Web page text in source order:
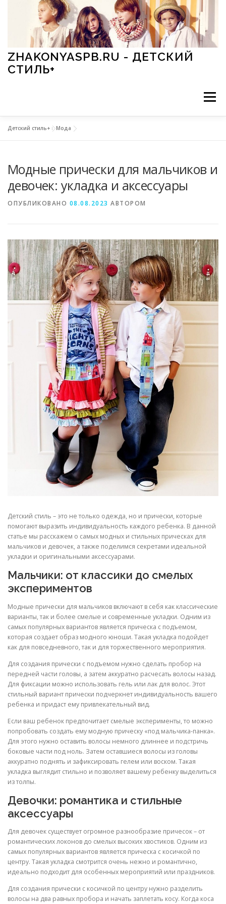
Перейти к содержимому
ZHAKONYASPB.RU - ДЕТСКИЙ
СТИЛЬ+
Меню
ПРАЗДНИКИ СТИЛЬ СТАТЬИ
Детский стиль+ »Мода
Модные прически для мальчиков и
девочек: укладка и аксессуары
ОПУБЛИКОВАНО 08.08.2023 АВТОРОМ
Детский стиль – это не только одежда, но и прически, которые
помогают выразить индивидуальность каждого ребенка. В данной
статье мы расскажем о самых модных и стильных прическах для
мальчиков и девочек, а также поделимся секретами идеальной
укладки и оригинальными аксессуарами.
Мальчики: от классики до смелых
экспериментов
Модные прически для мальчиков включают в себя как классические
варианты, так и более смелые и современные укладки. Одним из
самых популярных вариантов является прическа с подъемом,
которая создает образ модного юноши. Такая укладка подойдет
как для повседневного, так и для торжественного мероприятия.
Для создания прически с подъемом нужно сделать пробор на
передней части головы, а затем аккуратно расчесать волосы назад.
Для фиксации можно использовать гель или лак для волос. Этот
стильный вариант прически подчеркнет индивидуальность вашего
ребенка и придаст ему привлекательный вид.
Если ваш ребенок предпочитает смелые эксперименты, то можно
попробовать создать ему модную прическу «под мальчика-панка».
Для этого нужно оставить волосы немного длиннее и подстричь
боковые части под ноль. Затем оставшиеся волосы из головы
аккуратно поднять и зафиксировать гелем или воском. Такая
укладка выглядит стильно и позволяет вашему ребенку выделиться
из толпы.
Девочки: романтика и стильные
аксессуары
Для девочек существует огромное разнообразие причесок – от
романтических локонов до смелых высоких хвостиков. Одним из
самых популярных вариантов является прическа с косичкой по
центру. Такая укладка смотрится очень нежно и романтично,
идеально подходит для особенных мероприятий или праздников.
Для создания прически с косичкой по центру нужно разделить
волосы на два равных пробора и начать заплетать косу. Когда коса